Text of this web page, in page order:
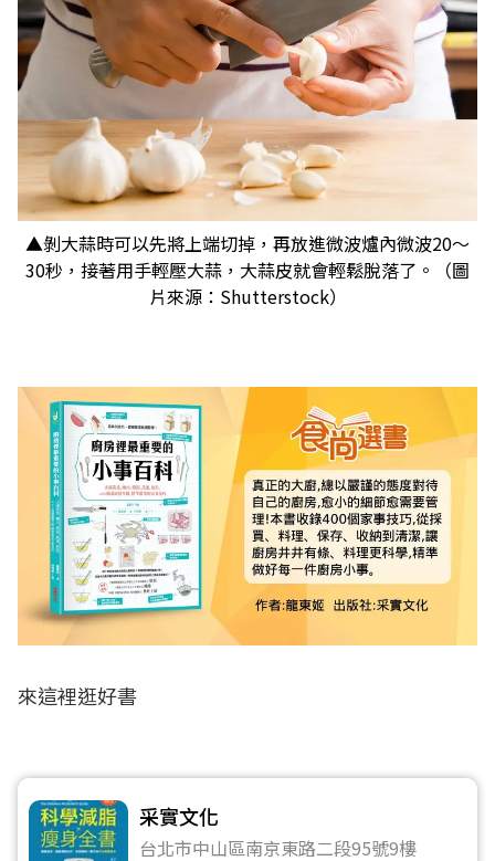
▲剝大蒜時可以先將上端切掉，再放進微波爐內微波20～
30秒，接著用手輕壓大蒜，大蒜皮就會輕鬆脫落了。（圖
片來源：Shutterstock）
來這裡逛好書
采實文化
台北市中山區南京東路二段95號9樓